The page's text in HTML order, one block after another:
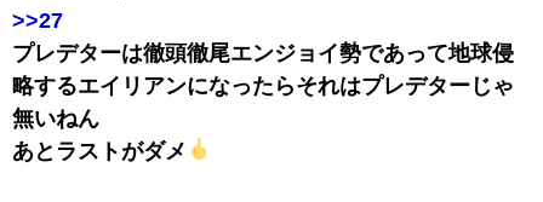
>>27
プレデターは徹頭徹尾エンジョイ勢であって地球侵
略するエイリアンになったらそれはプレデターじゃ
無いねん
あとラストがダメ